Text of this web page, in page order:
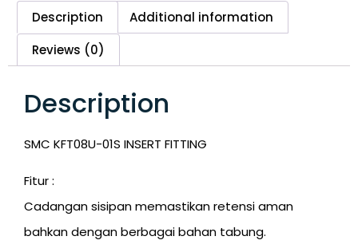
Description
Additional information
Reviews (0)
Description
SMC KFT08U-01S INSERT FITTING
Fitur :
Cadangan sisipan memastikan retensi aman
bahkan dengan berbagai bahan tabung.